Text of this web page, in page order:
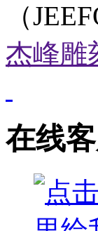
（
杰峰雕
在线